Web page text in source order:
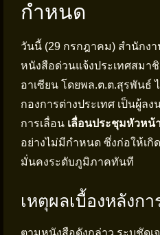
กำหนด
วันนี้ (29 กรกฎาคม) สำนักง
หนังสือด่วนแจ้งประเทศสมา
อาเซียน โดยพล.ต.ต.สุรพันธ์
กองการต่างประเทศ เป็นผู้ล
การเลื่อน เลื่อนประชุมหัวหน้
อย่างไม่มีกำหนด ซึ่งก่อให้เกิ
มั่นคงระดับภูมิภาคทันที
เหตุผลเบื้องหลังก
ตามหนังสือดังกล่าว ระบุชัดเ